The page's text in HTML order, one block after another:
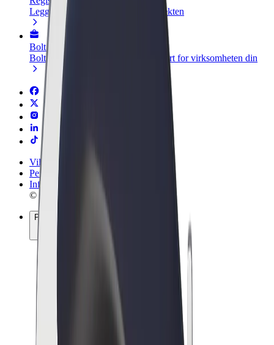
Legg til flåten din i Bolt og øk inntekten
Bolt for Business
Bolt-produkter og tjenester oppskalert for virksomheten din
Vilkår og betingelser
Personvern
Informasjonskapsler
© 2026 Bolt Technology OÜ
Produkter
Bolt Drive